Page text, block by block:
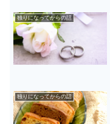
独りになってからの話
独りになってからの話